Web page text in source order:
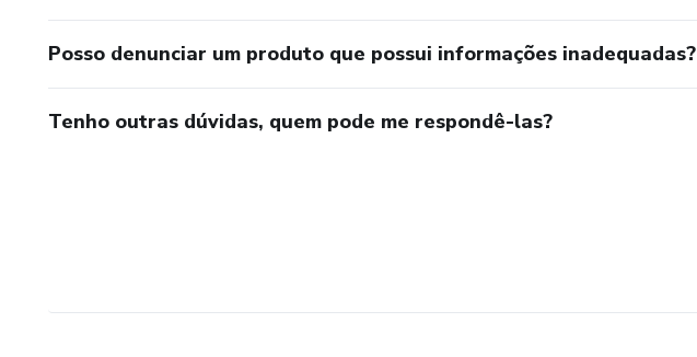
Posso denunciar um produto que possui informações inadequadas?
Tenho outras dúvidas, quem pode me respondê-las?